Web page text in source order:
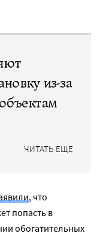
из-за
ЧИТАТЬ ЕЩЕ
, что
попасть в
обогатительных